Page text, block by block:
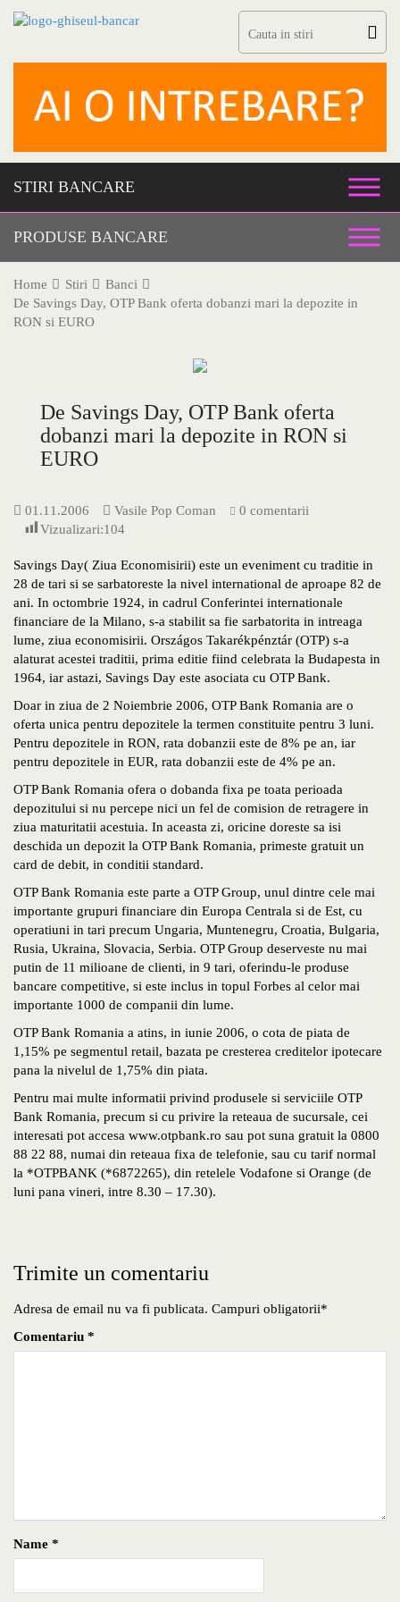
STIRI BANCARE
PRODUSE BANCARE
Home Stiri
Banci
De Savings Day, OTP Bank oferta dobanzi mari la depozite in
RON si EURO
De Savings Day, OTP Bank oferta
dobanzi mari la depozite in RON si
EURO
01.11.2006 Vasile Pop Coman
0 comentarii
Vizualizari:104
Savings Day( Ziua Economisirii) este un eveniment cu traditie in
28 de tari si se sarbatoreste la nivel international de aproape 82 de
ani. In octombrie 1924, in cadrul Conferintei internationale
financiare de la Milano, s-a stabilit sa fie sarbatorita in intreaga
lume, ziua economisirii. Országos Takarékpénztár (OTP) s-a
alaturat acestei traditii, prima editie fiind celebrata la Budapesta in
1964, iar astazi, Savings Day este asociata cu OTP Bank.
Doar in ziua de 2 Noiembrie 2006, OTP Bank Romania are o
oferta unica pentru depozitele la termen constituite pentru 3 luni.
Pentru depozitele in RON, rata dobanzii este de 8% pe an, iar
pentru depozitele in EUR, rata dobanzii este de 4% pe an.
OTP Bank Romania ofera o dobanda fixa pe toata perioada
depozitului si nu percepe nici un fel de comision de retragere in
ziua maturitatii acestuia. In aceasta zi, oricine doreste sa isi
deschida un depozit la OTP Bank Romania, primeste gratuit un
card de debit, in conditii standard.
OTP Bank Romania este parte a OTP Group, unul dintre cele mai
importante grupuri financiare din Europa Centrala si de Est, cu
operatiuni in tari precum Ungaria, Muntenegru, Croatia, Bulgaria,
Rusia, Ukraina, Slovacia, Serbia. OTP Group deserveste nu mai
putin de 11 milioane de clienti, in 9 tari, oferindu-le produse
bancare competitive, si este inclus in topul Forbes al celor mai
importante 1000 de companii din lume.
OTP Bank Romania a atins, in iunie 2006, o cota de piata de
1,15% pe segmentul retail, bazata pe cresterea creditelor ipotecare
pana la nivelul de 1,75% din piata.
Pentru mai multe informatii privind produsele si serviciile OTP
Bank Romania, precum si cu privire la reteaua de sucursale, cei
interesati pot accesa www.otpbank.ro sau pot suna gratuit la 0800
88 22 88, numai din reteaua fixa de telefonie, sau cu tarif normal
la *OTPBANK (*6872265), din retelele Vodafone si Orange (de
luni pana vineri, intre 8.30 – 17.30).
Trimite un comentariu
Adresa de email nu va fi publicata. Campuri obligatorii*
Comentariu *
Name *